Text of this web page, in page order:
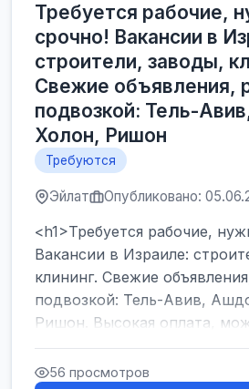
Требуется рабочие,
срочно! Вакансии в
строители, заводы,
Свежие объявления,
подвозкой: Тель-
Холон, Ришон
Требуются
Эйлат Опубликовано:
<h1>Требуется рабочие,
Вакансии в Израиле:
клининг. Свежие
подвозкой: Тель-Авив,
Ришон. Высокая оплата,
</h1><br />
... 56 просмотров